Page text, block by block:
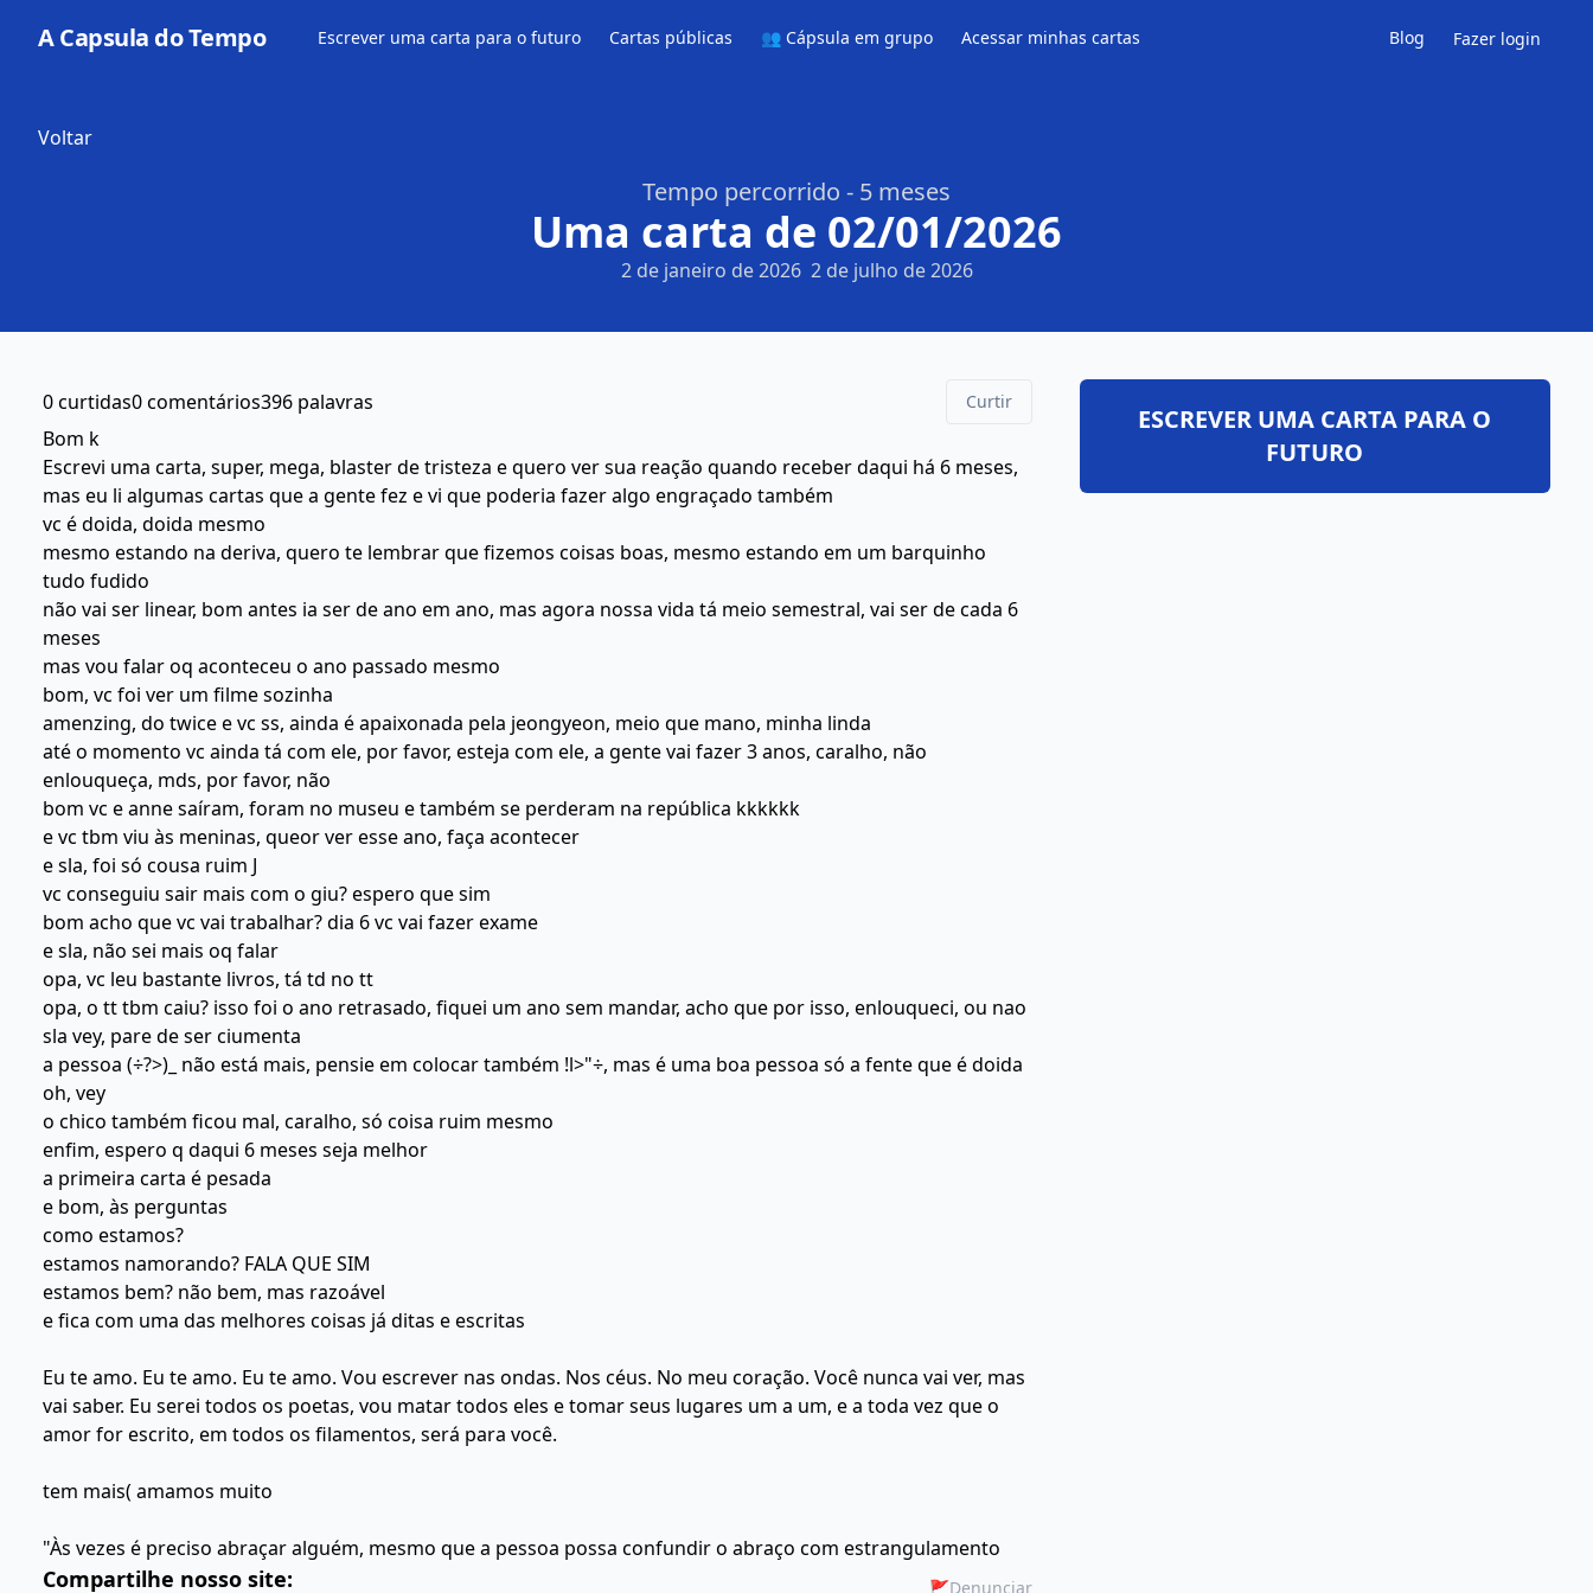
A Capsula do Tempo Escrever uma carta para o futuro Cartas públicas 👥 Cápsula em grupo Acessar minhas cartas Blog Fazer login
Voltar
Tempo percorrido - 5 meses
Uma carta de 02/01/2026
2 de janeiro de 2026 2 de julho de 2026
0 curtidas0 comentários396 palavras Curtir
Bom k
Escrevi uma carta, super, mega, blaster de tristeza e quero ver sua reação quando receber daqui há 6 meses,
mas eu li algumas cartas que a gente fez e vi que poderia fazer algo engraçado também
vc é doida, doida mesmo
mesmo estando na deriva, quero te lembrar que fizemos coisas boas, mesmo estando em um barquinho
tudo fudido
não vai ser linear, bom antes ia ser de ano em ano, mas agora nossa vida tá meio semestral, vai ser de cada 6
meses
mas vou falar oq aconteceu o ano passado mesmo
bom, vc foi ver um filme sozinha
amenzing, do twice e vc ss, ainda é apaixonada pela jeongyeon, meio que mano, minha linda
até o momento vc ainda tá com ele, por favor, esteja com ele, a gente vai fazer 3 anos, caralho, não
enlouqueça, mds, por favor, não
bom vc e anne saíram, foram no museu e também se perderam na república kkkkkk
e vc tbm viu às meninas, queor ver esse ano, faça acontecer
e sla, foi só cousa ruim J
vc conseguiu sair mais com o giu? espero que sim
bom acho que vc vai trabalhar? dia 6 vc vai fazer exame
e sla, não sei mais oq falar
opa, vc leu bastante livros, tá td no tt
opa, o tt tbm caiu? isso foi o ano retrasado, fiquei um ano sem mandar, acho que por isso, enlouqueci, ou nao
sla vey, pare de ser ciumenta
a pessoa (÷?>)_ não está mais, pensie em colocar também !l>"÷, mas é uma boa pessoa só a fente que é doida
oh, vey
o chico também ficou mal, caralho, só coisa ruim mesmo
enfim, espero q daqui 6 meses seja melhor
a primeira carta é pesada
e bom, às perguntas
como estamos?
estamos namorando? FALA QUE SIM
estamos bem? não bem, mas razoável
e fica com uma das melhores coisas já ditas e escritas
Eu te amo. Eu te amo. Eu te amo. Vou escrever nas ondas. Nos céus. No meu coração. Você nunca vai ver, mas
vai saber. Eu serei todos os poetas, vou matar todos eles e tomar seus lugares um a um, e a toda vez que o
amor for escrito, em todos os filamentos, será para você.
tem mais( amamos muito
"Às vezes é preciso abraçar alguém, mesmo que a pessoa possa confundir o abraço com estrangulamento
Compartilhe nosso site: 🚩Denunciar
ESCREVER UMA CARTA PARA O
FUTURO